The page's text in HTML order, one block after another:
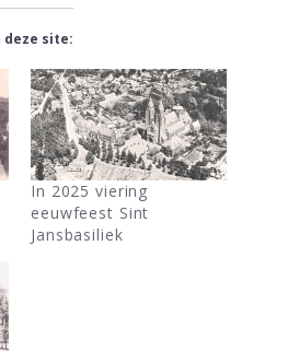
site:
In 2025 viering
eeuwfeest Sint
Jansbasiliek